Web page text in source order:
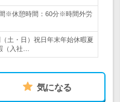
※休憩時間：60分※時間外労
土・日）祝日年末年始休暇夏
（入社…
気になる